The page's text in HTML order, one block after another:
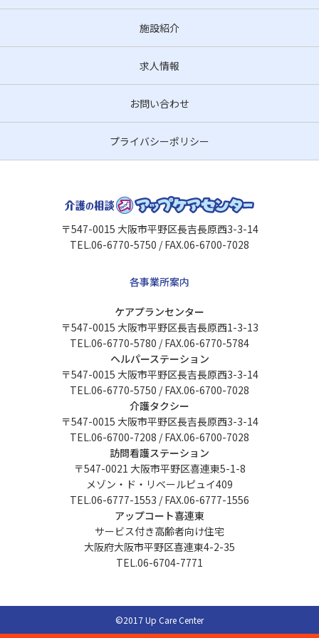
施設紹介
求人情報
お問い合わせ
プライバシーポリシー
〒547-0015 大阪市平野区長吉長原西3-3-14
TEL.06-6770-5750 / FAX.06-6700-7028
各事業所案内
ケアプランセンター
〒547-0015 大阪市平野区長吉長原西1-3-13
TEL.06-6770-5780 / FAX.06-6770-5784
ヘルパーステーション
〒547-0015 大阪市平野区長吉長原西3-3-14
TEL.06-6770-5750 / FAX.06-6700-7028
介護タクシー
〒547-0015 大阪市平野区長吉長原西3-3-14
TEL.06-6700-7208 / FAX.06-6700-7028
訪問看護ステーション
〒547-0021 大阪市平野区喜連東5-1-8
メゾン・ド・リベールピュイ409
TEL.06-6777-1553 / FAX.06-6777-1556
アップコート喜連東
サービス付き高齢者向け住宅
大阪府大阪市平野区喜連東4-2-35
TEL.06-6704-7771
©2017 Up Care Center